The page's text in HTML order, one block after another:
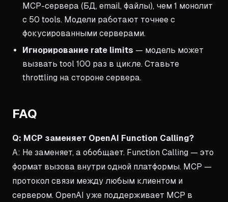
MCP-сервера (БД, email, файлы), чем 1 монолит
с 50 tools. Модели работают точнее с
фокусированными серверами.
Игнорирование rate limits — модель может
вызвать tool 100 раз в цикле. Ставьте
throttling на стороне сервера.
FAQ
Q: MCP заменяет OpenAI Function Calling?
A: Не заменяет, а обобщает. Function Calling — это
формат вызова внутри одной платформы. MCP —
протокол связи между любым клиентом и
сервером. OpenAI уже поддерживает MCP в